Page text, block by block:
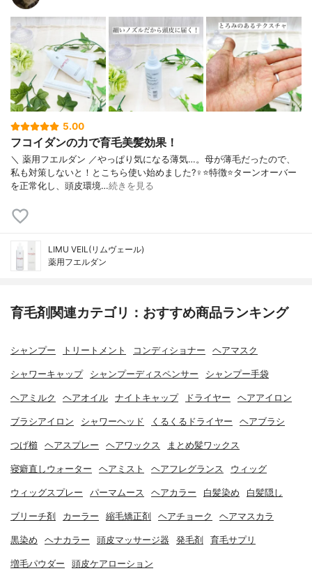
5.00
フコイダンの力で育毛美髪効果！
＼ 薬用フエルダン ／やっぱり気になる薄気…。母が薄毛だったので、
私も対策しないと！とこちら使い始めました?‍♀️⭐️特徴⭐️ターンオーバー
を正常化し、頭皮環境…続きを見る
LIMU VEIL(リムヴェール)
薬用フエルダン
育毛剤関連カテゴリ：おすすめ商品ランキング
シャンプー トリートメント コンディショナー ヘアマスク
シャワーキャップ シャンプーディスペンサー シャンプー手袋
ヘアミルク ヘアオイル ナイトキャップ ドライヤー ヘアアイロン
ブラシアイロン シャワーヘッド くるくるドライヤー ヘアブラシ
つげ櫛 ヘアスプレー ヘアワックス まとめ髪ワックス
寝癖直しウォーター ヘアミスト ヘアフレグランス ウィッグ
ウィッグスプレー パーマムース ヘアカラー 白髪染め 白髪隠し
ブリーチ剤 カーラー 縮毛矯正剤 ヘアチョーク ヘアマスカラ
黒染め ヘナカラー 頭皮マッサージ器 発毛剤 育毛サプリ
増毛パウダー 頭皮ケアローション